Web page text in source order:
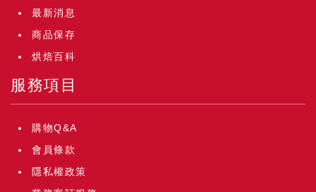
最新消息
商品保存
烘焙百科
服務項目
購物Q&A
會員條款
隱私權政策